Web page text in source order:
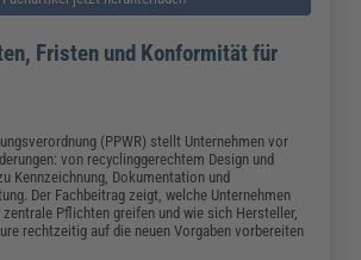
Fristen und Konformität für
(PPWR) stellt Unternehmen vor
von recyclinggerechtem Design und
Kennzeichnung, Dokumentation und
Der Fachbeitrag zeigt, welche Unternehmen
Pflichten greifen und wie sich Hersteller,
rechtzeitig auf die neuen Vorgaben vorbereiten